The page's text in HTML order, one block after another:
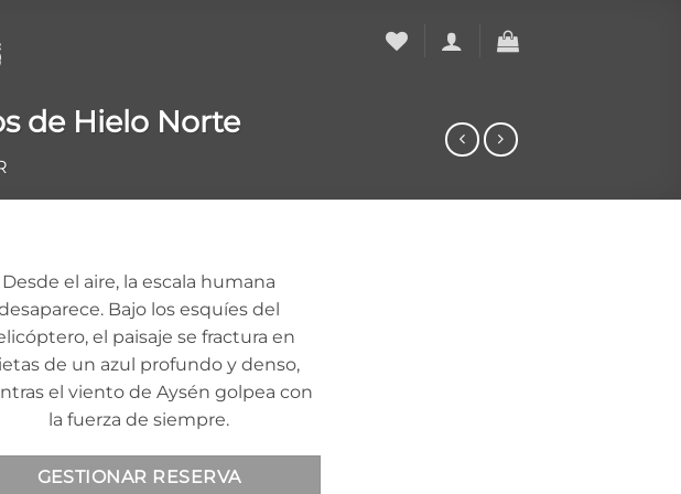
de Hielo Norte
Desde el aire, la escala humana
Bajo los esquíes del
el paisaje se fractura en
de un azul profundo y denso,
el viento de Aysén golpea con
la fuerza de siempre.
GESTIONAR RESERVA